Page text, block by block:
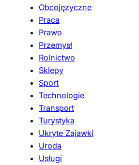
Obcojęzyczne
Praca
Prawo
Przemysł
Rolnictwo
Sklepy
Sport
Technologie
Transport
Turystyka
Ukryte Zajawki
Uroda
Usługi